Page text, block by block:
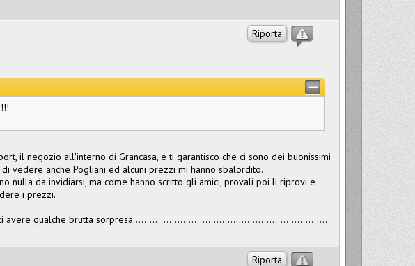
Riporta
il negozio all'interno di Grancasa, e ti garantisco che ci sono dei buonissimi
vedere anche Pogliani ed alcuni prezzi mi hanno sbalordito.
nulla da invidiarsi, ma come hanno scritto gli amici, provali poi li riprovi e
i prezzi.
avere qualche brutta sorpresa......................................................................
Riporta